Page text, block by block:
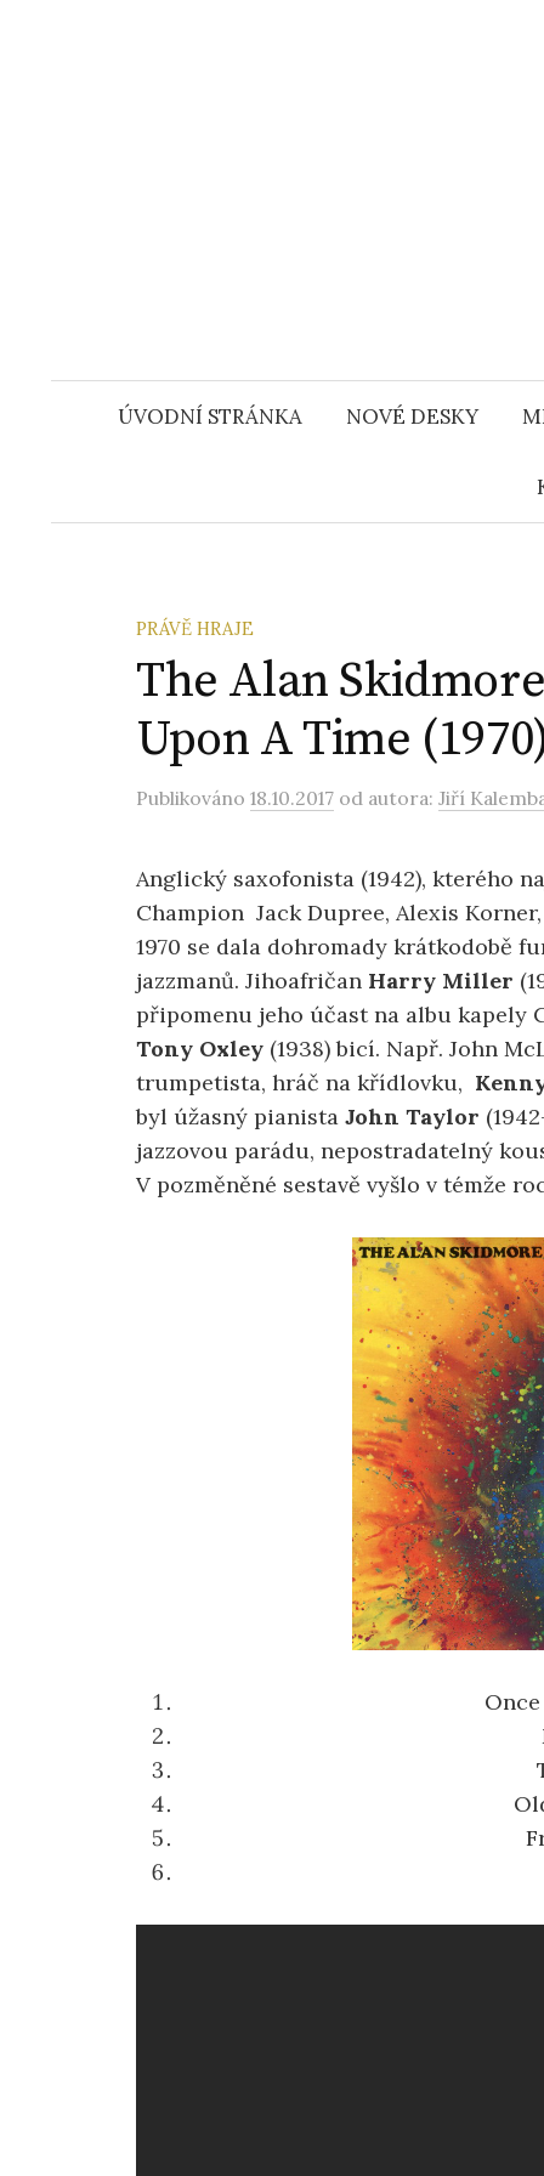
ÚVODNÍ STRÁNKA NOVÉ DESKY
PRÁVĚ HRAJE
The Alan
Upon A Time
Publikováno 18.10.2017 od autora: Jiří
Anglický saxofonista (1942), kterého
Champion Jack Dupree, Alexis
1970 se dala dohromady krátkodobě
jazzmanů. Jihoafričan Harry Miller
připomenu jeho účast na albu kapely
Tony Oxley (1938) bicí. Např. John
trumpetista, hráč na křídlovku,
byl úžasný pianista John Taylor
jazzovou parádu, nepostradatelný
V pozměněné sestavě vyšlo v témže